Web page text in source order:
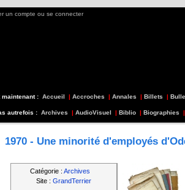
un compte ou se connecter
maintenant : Accueil | Accroches | Annales | Billets |
autrefois : Archives | AudioVisuel | Biblio | Biographies |
1970 - Une minorité d'employés
Catégorie : Archives
Site : GrandTerrier